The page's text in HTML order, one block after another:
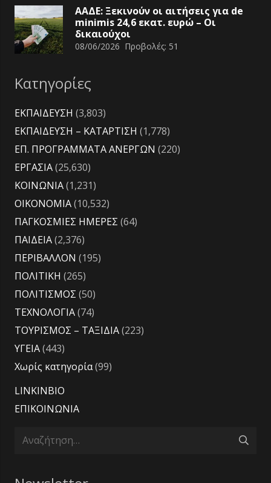
ΑΑΔΕ: Ξεκινούν οι αιτήσεις για de
minimis 24,6 εκατ. ευρώ – Οι
δικαιούχοι
08/06/2026 Προβολές: 51
Κατηγορίες
ΕΚΠΑΙΔΕΥΣΗ (3,803)
ΕΚΠΑΙΔΕΥΣΗ – ΚΑΤΑΡΤΙΣΗ (1,778)
ΕΠ. ΠΡΟΓΡΑΜΜΑΤΑ ΑΝΕΡΓΩΝ (220)
ΕΡΓΑΣΙΑ(25,630)
ΚΟΙΝΩΝΙΑ(1,231)
ΟΙΚΟΝΟΜΙΑ(10,532)
ΠΑΓΚΟΣΜΙΕΣ ΗΜΕΡΕΣ (64)
ΠΑΙΔΕΙΑ(2,376)
ΠΕΡΙΒΑΛΛΟΝ (195)
ΠΟΛΙΤΙΚΗ (265)
ΠΟΛΙΤΙΣΜΟΣ (50)
ΤΕΧΝΟΛΟΓΙΑ(74)
ΤΟΥΡΙΣΜΟΣ – ΤΑΞΙΔΙΑ(223)
ΥΓΕΙΑ(443)
Χωρίς κατηγορία(99)
LINKINBIO
ΕΠΙΚΟΙΝΩΝΙΑ
Αναζήτηση